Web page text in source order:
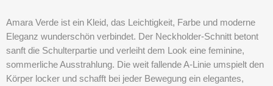
Amara Verde ist ein Kleid, das Leichtigkeit, Farbe und moderne
Eleganz wunderschön verbindet. Der Neckholder-Schnitt betont
sanft die Schulterpartie und verleiht dem Look eine feminine,
sommerliche Ausstrahlung. Die weit fallende A-Linie umspielt den
Körper locker und schafft bei jeder Bewegung ein elegantes,